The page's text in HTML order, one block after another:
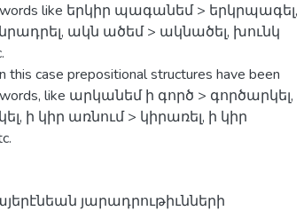
words like երկիր պագանեմ > երկրպագել,
ակն ածեմ > ակնածել, խունկ
this case prepositional structures have been
words, like արկանեմ ի գործ > գործարկել,
ի կիր առնում > կիրառել, ի կիր
յարադրութիւնների